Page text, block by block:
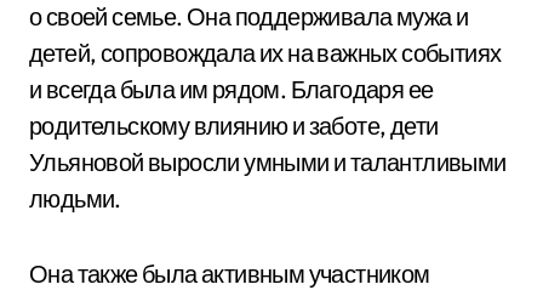
о своей семье. Она поддерживала мужа и
детей, сопровождала их на важных событиях
и всегда была им рядом. Благодаря ее
родительскому влиянию и заботе, дети
Ульяновой выросли умными и талантливыми
людьми.
Она также была активным участником